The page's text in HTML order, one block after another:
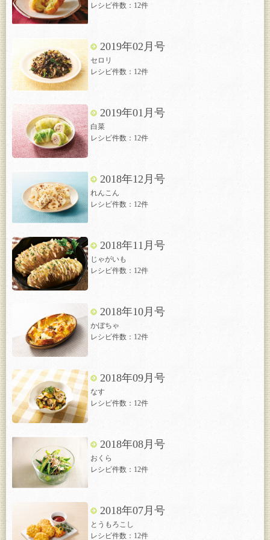
レシピ件数：12件
2019年02月号
セロリ
レシピ件数：12件
2019年01月号
白菜
レシピ件数：12件
2018年12月号
れんこん
レシピ件数：12件
2018年11月号
じゃがいも
レシピ件数：12件
2018年10月号
かぼちゃ
レシピ件数：12件
2018年09月号
なす
レシピ件数：12件
2018年08月号
おくら
レシピ件数：12件
2018年07月号
とうもろこし
レシピ件数：12件